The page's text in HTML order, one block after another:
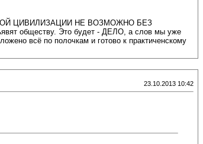
ЦИВИЛИЗАЦИИ НЕ ВОЗМОЖНО БЕЗ
обществу. Это будет - ДЕЛО, а слов мы уже
всё по полочкам и готово к практиченскому
23.10.2013 10:42